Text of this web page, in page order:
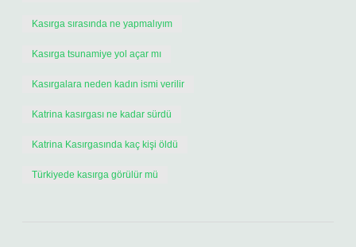
Kasırga sırasında ne yapmalıyım
Kasırga tsunamiye yol açar mı
Kasırgalara neden kadın ismi verilir
Katrina kasırgası ne kadar sürdü
Katrina Kasırgasında kaç kişi öldü
Türkiyede kasırga görülür mü